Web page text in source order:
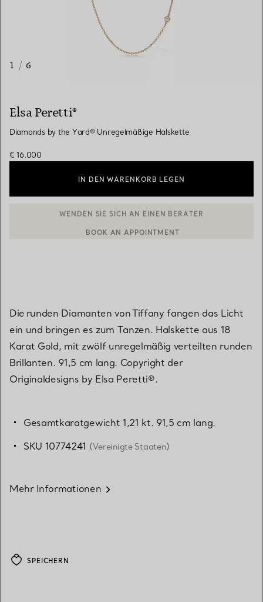
1 / 6
Elsa Peretti®
Diamonds by the Yard® Unregelmäßige Halskette
€ 16.000
IN DEN WARENKORB LEGEN
Die runden Diamanten von Tiffany fangen das Licht
ein und bringen es zum Tanzen. Halskette aus 18
Karat Gold, mit zwölf unregelmäßig verteilten runden
Brillanten. 91,5 cm lang. Copyright der
Originaldesigns by Elsa Peretti®.
Gesamtkaratgewicht 1,21 kt. 91,5 cm lang.
SKU 10774241 (Vereinigte Staaten)
Mehr Informationen
SPEICHERN